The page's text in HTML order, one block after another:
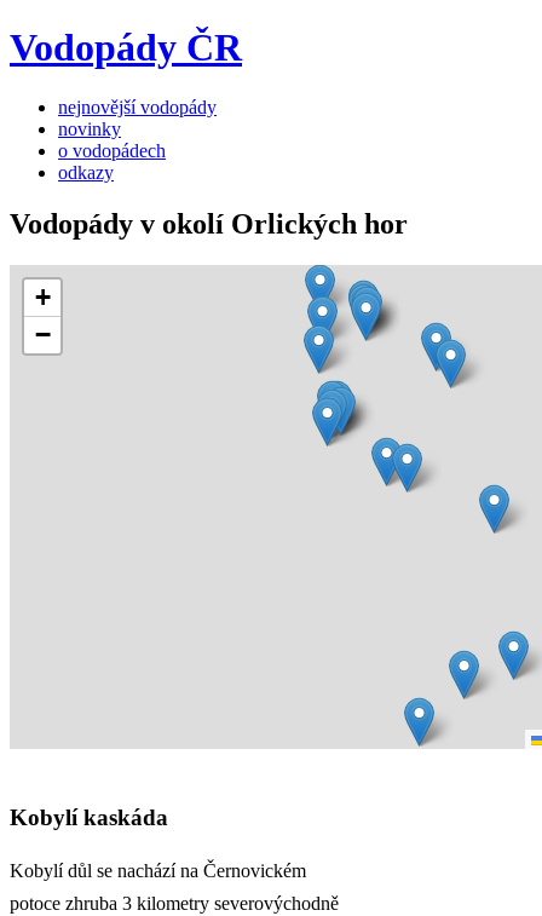
Vodopády ČR
nejnovější vodopády
novinky
o vodopádech
odkazy
Vodopády v okolí Orlických hor
+
−
Kobylí kaskáda
Kobylí důl se nachází na Černovickém
potoce zhruba 3 kilometry severovýchodně